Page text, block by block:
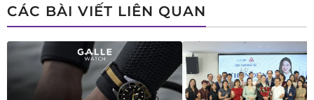
CÁC BÀI VIẾT LIÊN QUAN